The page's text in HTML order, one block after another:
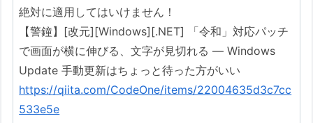
絶対に適用してはいけません！
【警鐘】[改元][Windows][.NET] 「令和」対応パッチ
で画面が横に伸びる、文字が見切れる ― Windows
Update 手動更新はちょっと待った方がいい
https://qiita.com/CodeOne/items/22004635d3c7cc
533e5e